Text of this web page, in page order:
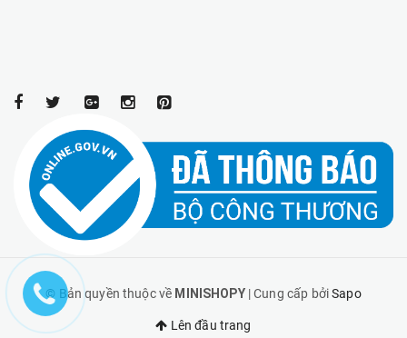
© Bản quyền thuộc về MINISHOPY | Cung cấp bởiSapo
Lên đầu trang